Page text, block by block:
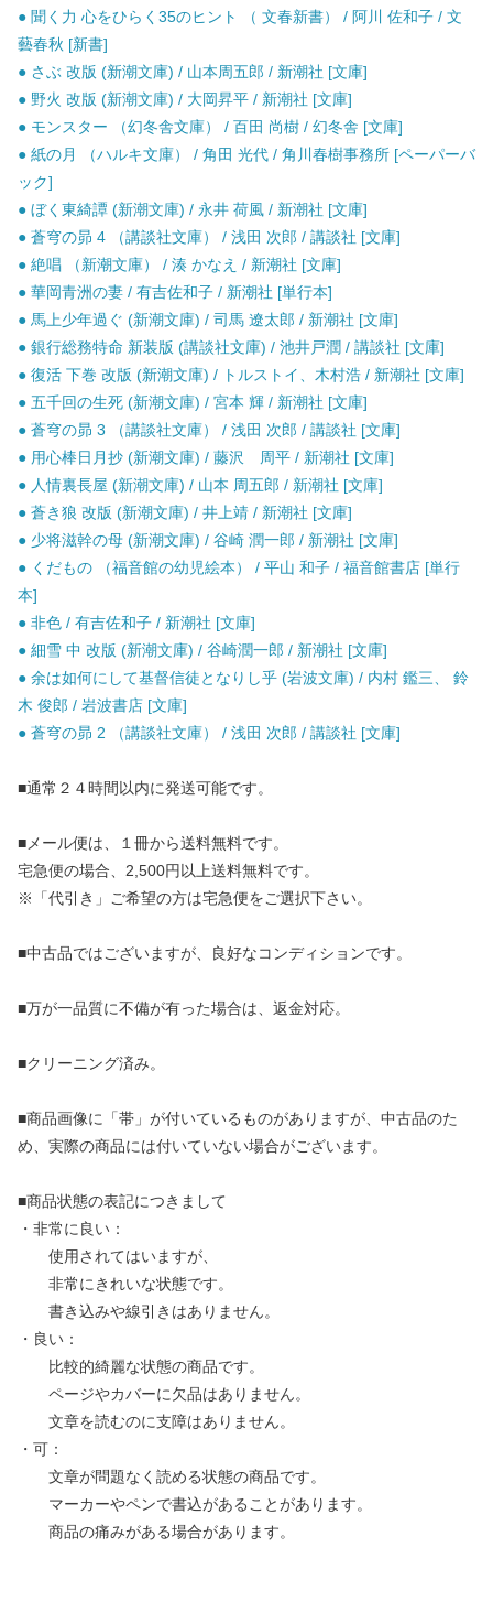
● 聞く力 心をひらく35のヒント （ 文春新書） / 阿川 佐和子 / 文
藝春秋 [新書]
● さぶ 改版 (新潮文庫) / 山本周五郎 / 新潮社 [文庫]
● 野火 改版 (新潮文庫) / 大岡昇平 / 新潮社 [文庫]
● モンスター （幻冬舎文庫） / 百田 尚樹 / 幻冬舎 [文庫]
● 紙の月 （ハルキ文庫） / 角田 光代 / 角川春樹事務所 [ペーパーバ
ック]
● ぼく東綺譚 (新潮文庫) / 永井 荷風 / 新潮社 [文庫]
● 蒼穹の昴 4 （講談社文庫） / 浅田 次郎 / 講談社 [文庫]
● 絶唱 （新潮文庫） / 湊 かなえ / 新潮社 [文庫]
● 華岡青洲の妻 / 有吉佐和子 / 新潮社 [単行本]
● 馬上少年過ぐ (新潮文庫) / 司馬 遼太郎 / 新潮社 [文庫]
● 銀行総務特命 新装版 (講談社文庫) / 池井戸潤 / 講談社 [文庫]
● 復活 下巻 改版 (新潮文庫) / トルストイ、木村浩 / 新潮社 [文庫]
● 五千回の生死 (新潮文庫) / 宮本 輝 / 新潮社 [文庫]
● 蒼穹の昴 3 （講談社文庫） / 浅田 次郎 / 講談社 [文庫]
● 用心棒日月抄 (新潮文庫) / 藤沢 周平 / 新潮社 [文庫]
● 人情裏長屋 (新潮文庫) / 山本 周五郎 / 新潮社 [文庫]
● 蒼き狼 改版 (新潮文庫) / 井上靖 / 新潮社 [文庫]
● 少将滋幹の母 (新潮文庫) / 谷崎 潤一郎 / 新潮社 [文庫]
● くだもの （福音館の幼児絵本） / 平山 和子 / 福音館書店 [単行
本]
● 非色 / 有吉佐和子 / 新潮社 [文庫]
● 細雪 中 改版 (新潮文庫) / 谷崎潤一郎 / 新潮社 [文庫]
● 余は如何にして基督信徒となりし乎 (岩波文庫) / 内村 鑑三、 鈴
木 俊郎 / 岩波書店 [文庫]
● 蒼穹の昴 2 （講談社文庫） / 浅田 次郎 / 講談社 [文庫]
■通常２４時間以内に発送可能です。
■メール便は、１冊から送料無料です。
宅急便の場合、2,500円以上送料無料です。
※「代引き」ご希望の方は宅急便をご選択下さい。
■中古品ではございますが、良好なコンディションです。
■万が一品質に不備が有った場合は、返金対応。
■クリーニング済み。
■商品画像に「帯」が付いているものがありますが、中古品のた
め、実際の商品には付いていない場合がございます。
■商品状態の表記につきまして
・非常に良い：
使用されてはいますが、
非常にきれいな状態です。
書き込みや線引きはありません。
・良い：
比較的綺麗な状態の商品です。
ページやカバーに欠品はありません。
文章を読むのに支障はありません。
・可：
文章が問題なく読める状態の商品です。
マーカーやペンで書込があることがあります。
商品の痛みがある場合があります。